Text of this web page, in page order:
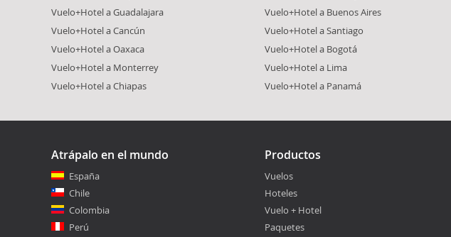
Vuelo+Hotel a Guadalajara
Vuelo+Hotel a Cancún
Vuelo+Hotel a Oaxaca
Vuelo+Hotel a Monterrey
Vuelo+Hotel a Chiapas
Vuelo+Hotel a Buenos Aires
Vuelo+Hotel a Santiago
Vuelo+Hotel a Bogotá
Vuelo+Hotel a Lima
Vuelo+Hotel a Panamá
Atrápalo en el mundo
España
Chile
Colombia
Perú
Productos
Vuelos
Hoteles
Vuelo + Hotel
Paquetes